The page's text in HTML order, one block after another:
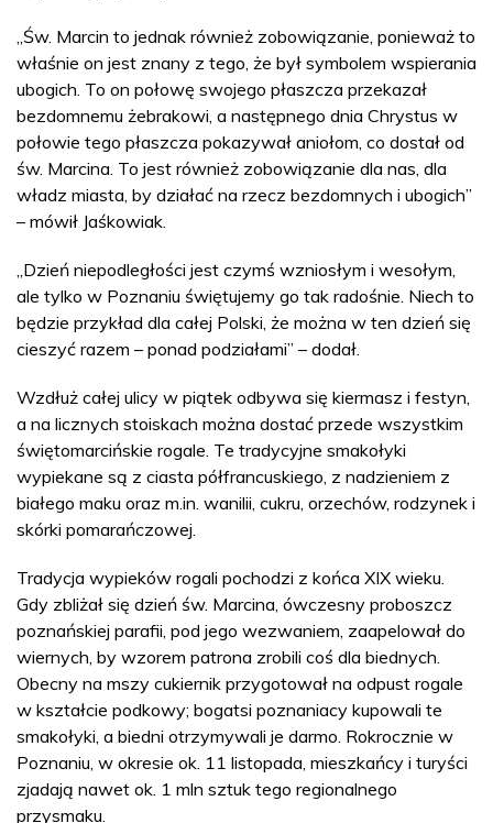
„Św. Marcin to jednak również zobowiązanie, ponieważ to
właśnie on jest znany z tego, że był symbolem wspierania
ubogich. To on połowę swojego płaszcza przekazał
bezdomnemu żebrakowi, a następnego dnia Chrystus w
połowie tego płaszcza pokazywał aniołom, co dostał od
św. Marcina. To jest również zobowiązanie dla nas, dla
władz miasta, by działać na rzecz bezdomnych i ubogich”
– mówił Jaśkowiak.
„Dzień niepodległości jest czymś wzniosłym i wesołym,
ale tylko w Poznaniu świętujemy go tak radośnie. Niech to
będzie przykład dla całej Polski, że można w ten dzień się
cieszyć razem – ponad podziałami” – dodał.
Wzdłuż całej ulicy w piątek odbywa się kiermasz i festyn,
a na licznych stoiskach można dostać przede wszystkim
świętomarcińskie rogale. Te tradycyjne smakołyki
wypiekane są z ciasta półfrancuskiego, z nadzieniem z
białego maku oraz m.in. wanilii, cukru, orzechów, rodzynek i
skórki pomarańczowej.
Tradycja wypieków rogali pochodzi z końca XIX wieku.
Gdy zbliżał się dzień św. Marcina, ówczesny proboszcz
poznańskiej parafii, pod jego wezwaniem, zaapelował do
wiernych, by wzorem patrona zrobili coś dla biednych.
Obecny na mszy cukiernik przygotował na odpust rogale
w kształcie podkowy; bogatsi poznaniacy kupowali te
smakołyki, a biedni otrzymywali je darmo. Rokrocznie w
Poznaniu, w okresie ok. 11 listopada, mieszkańcy i turyści
zjadają nawet ok. 1 mln sztuk tego regionalnego
przysmaku.